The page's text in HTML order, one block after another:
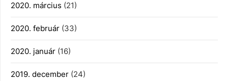
2020. március (21)
2020. február (33)
2020. január (16)
2019. december (24)